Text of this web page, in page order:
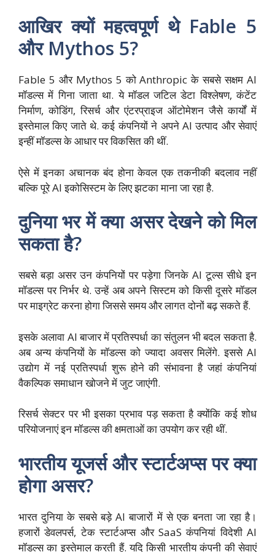
आखिर क्यों महत्वपूर्ण थे Fable 5
और Mythos 5?
Fable 5 और Mythos 5 को Anthropic के सबसे सक्षम AI
मॉडल्स में गिना जाता था. ये मॉडल जटिल डेटा विश्लेषण, कंटेंट
निर्माण, कोडिंग, रिसर्च और एंटरप्राइज ऑटोमेशन जैसे कार्यों में
इस्तेमाल किए जाते थे. कई कंपनियों ने अपने AI उत्पाद और सेवाएं
इन्हीं मॉडल्स के आधार पर विकसित की थीं.
ऐसे में इनका अचानक बंद होना केवल एक तकनीकी बदलाव नहीं
बल्कि पूरे AI इकोसिस्टम के लिए झटका माना जा रहा है.
दुनिया भर में क्या असर देखने को मिल
सकता है?
सबसे बड़ा असर उन कंपनियों पर पड़ेगा जिनके AI टूल्स सीधे इन
मॉडल्स पर निर्भर थे. उन्हें अब अपने सिस्टम को किसी दूसरे मॉडल
पर माइग्रेट करना होगा जिससे समय और लागत दोनों बढ़ सकते हैं.
इसके अलावा AI बाजार में प्रतिस्पर्धा का संतुलन भी बदल सकता है.
अब अन्य कंपनियों के मॉडल्स को ज्यादा अवसर मिलेंगे. इससे AI
उद्योग में नई प्रतिस्पर्धा शुरू होने की संभावना है जहां कंपनियां
वैकल्पिक समाधान खोजने में जुट जाएंगी.
रिसर्च सेक्टर पर भी इसका प्रभाव पड़ सकता है क्योंकि कई शोध
परियोजनाएं इन मॉडल्स की क्षमताओं का उपयोग कर रही थीं.
भारतीय यूजर्स और स्टार्टअप्स पर क्या
होगा असर?
भारत दुनिया के सबसे बड़े AI बाजारों में से एक बनता जा रहा है।
हजारों डेवलपर्स, टेक स्टार्टअप्स और SaaS कंपनियां विदेशी AI
मॉडल्स का इस्तेमाल करती हैं. यदि किसी भारतीय कंपनी की सेवाएं